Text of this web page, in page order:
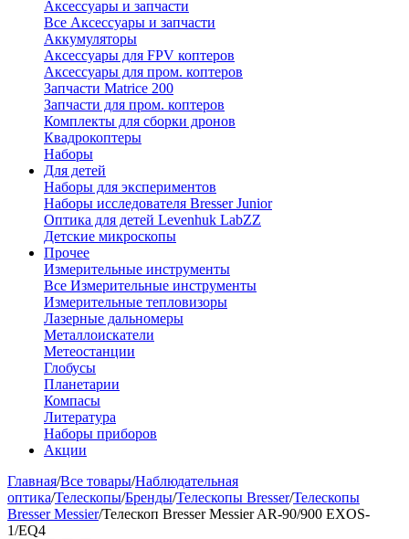
Аксессуары и запчасти
Все Аксессуары и запчасти
Аккумуляторы
Аксессуары для FPV коптеров
Аксессуары для пром. коптеров
Запчасти Matrice 200
Запчасти для пром. коптеров
Комплекты для сборки дронов
Квадрокоптеры
Наборы
Для детей
Наборы для экспериментов
Наборы исследователя Bresser Junior
Оптика для детей Levenhuk LabZZ
Детские микроскопы
Прочее
Измерительные инструменты
Все Измерительные инструменты
Измерительные тепловизоры
Лазерные дальномеры
Металлоискатели
Метеостанции
Глобусы
Планетарии
Компасы
Литература
Наборы приборов
Акции
Главная/Все товары/Наблюдательная
оптика/Телескопы/Бренды/Телескопы Bresser/Телескопы
Bresser Messier/Телескоп Bresser Messier AR-90/900 EXOS-
1/EQ4